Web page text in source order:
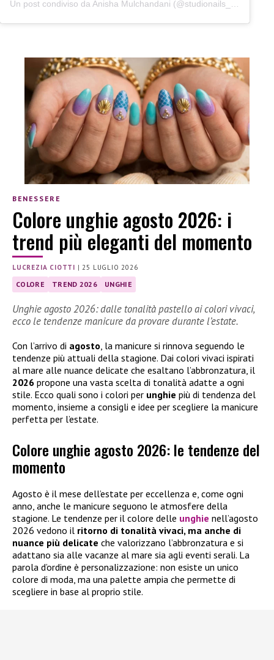
BENESSERE
Colore unghie agosto 2026: i
trend più eleganti del momento
LUCREZIA CIOTTI |25 LUGLIO 2026
COLORE TREND 2026 UNGHIE
Unghie agosto 2026: dalle tonalità pastello ai colori vivaci,
ecco le tendenze manicure da provare durante l’estate.
Con l’arrivo di agosto, la manicure si rinnova seguendo le
tendenze più attuali della stagione. Dai colori vivaci ispirati
al mare alle nuance delicate che esaltano l’abbronzatura, il
2026 propone una vasta scelta di tonalità adatte a ogni
stile. Ecco quali sono i colori per unghie più di tendenza del
momento, insieme a consigli e idee per scegliere la manicure
perfetta per l’estate.
Colore unghie agosto 2026: le tendenze del
momento
Agosto è il mese dell’estate per eccellenza e, come ogni
anno, anche le manicure seguono le atmosfere della
stagione. Le tendenze per il colore delle unghie nell’agosto
2026 vedono il ritorno di tonalità vivaci, ma anche di
nuance più delicate che valorizzano l’abbronzatura e si
adattano sia alle vacanze al mare sia agli eventi serali. La
parola d’ordine è personalizzazione: non esiste un unico
colore di moda, ma una palette ampia che permette di
scegliere in base al proprio stile.